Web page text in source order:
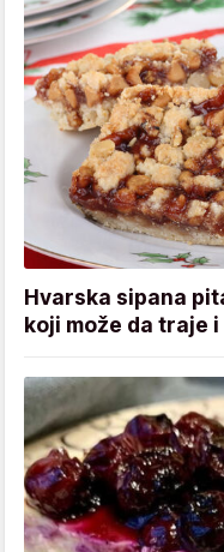
Hvarska sipana
koji može da traje